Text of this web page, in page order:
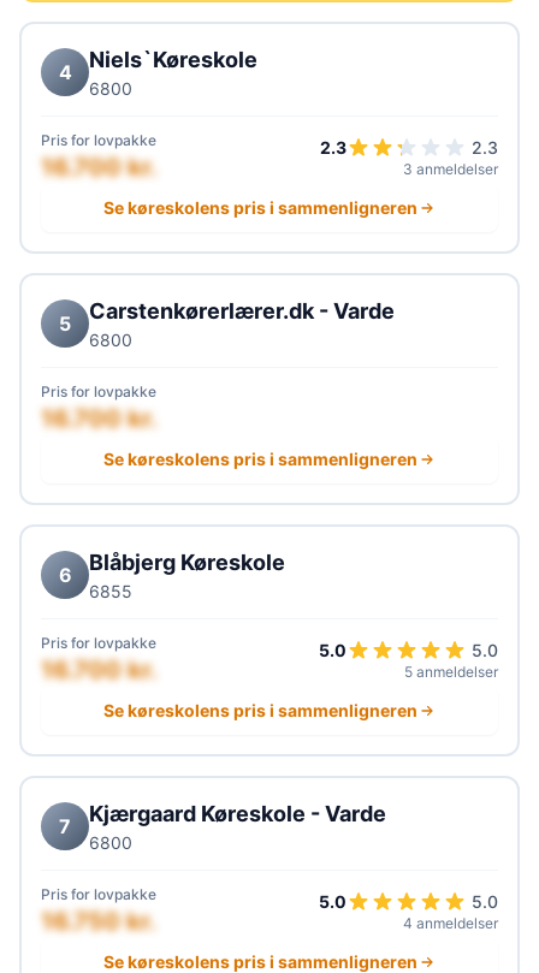
4 Niels`Køreskole
6800
Pris for lovpakke
16.700 kr.
2.3 2.3
3 anmeldelser
Se køreskolens pris i sammenligneren
5 Carstenkørerlærer.dk - Varde
6800
Pris for lovpakke
16.700 kr.
Se køreskolens pris i sammenligneren
6 Blåbjerg Køreskole
6855
Pris for lovpakke
16.700 kr.
5.0 5.0
5 anmeldelser
Se køreskolens pris i sammenligneren
7 Kjærgaard Køreskole - Varde
6800
Pris for lovpakke
16.750 kr.
5.0 5.0
4 anmeldelser
Se køreskolens pris i sammenligneren